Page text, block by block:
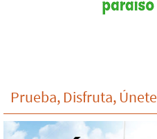
Prueba, Disfruta, Únete